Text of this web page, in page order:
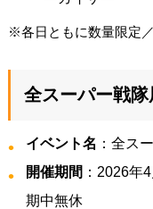
※各日ともに数量限定
全スーパー戦
イベント名 ：全ス
開催期間 ：2026年
期中無休